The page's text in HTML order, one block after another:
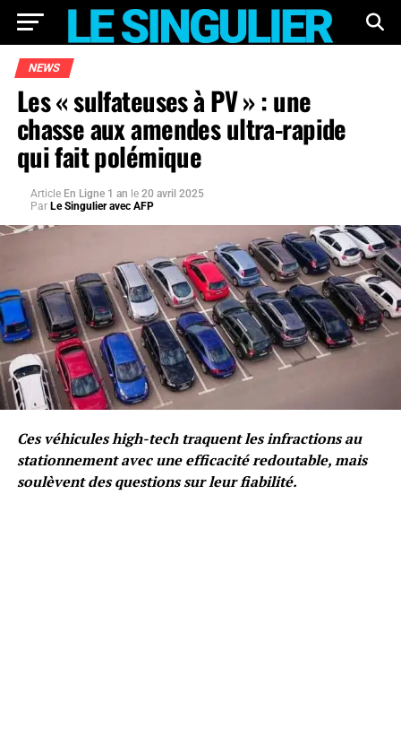
NEWS
Les « sulfateuses à PV » : une
chasse aux amendes ultra-rapide
qui fait polémique
Article En Ligne 1 an le 20 avril 2025
Par Le Singulier avec AFP
Ces véhicules high-tech traquent les infractions au
stationnement avec une efficacité redoutable, mais
soulèvent des questions sur leur fiabilité.